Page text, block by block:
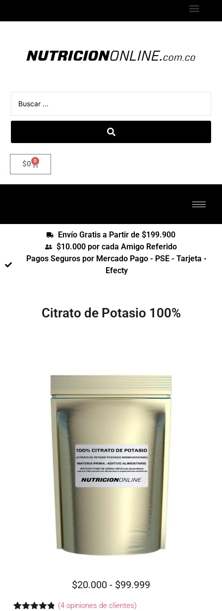
$0 0
Envío Gratis a Partir de $199.900
$10.000 por cada Amigo Referido
Pagos Seguros por Mercado Pago - PSE - Tarjeta -
Efecty
Citrato de Potasio 100%
$20.000 - $99.999
(4 opiniones de clientes)